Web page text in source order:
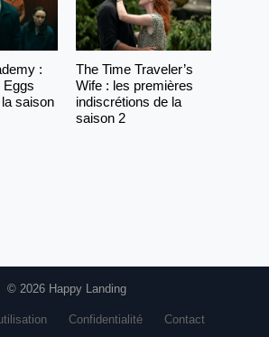
:
Eggs
saison
The Time Traveler’s
Wife : les premières
indiscrétions de la
saison 2
© 2026 Happy Landing
Confidentialité Contact